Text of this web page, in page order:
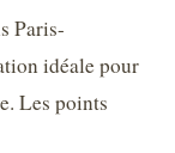
Paris-
idéale pour
Les points